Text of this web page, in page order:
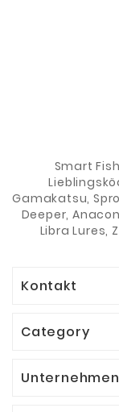
Smart
Gamakatsu,
Deeper,
Libra Lures,
Kontakt
Category
Unternehmen